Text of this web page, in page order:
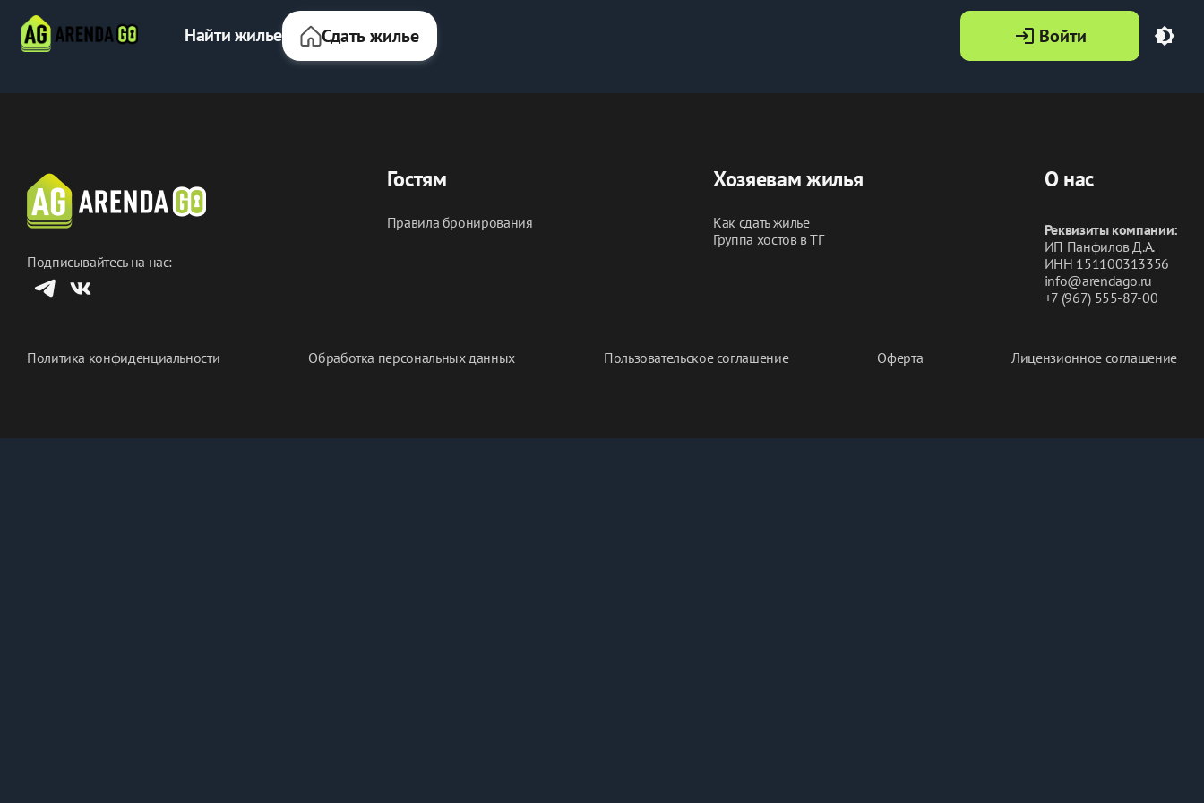
Найти жилье Сдать жилье login Войти brightness_4
Подписывайтесь на нас:
Гостям
Правила бронирования
Хозяевам жилья
Как сдать жилье
Группа хостов в ТГ
О нас
Реквизиты компании:
ИП Панфилов Д.А.
ИНН 151100313356
info@arendago.ru
+7 (967) 555-87-00
Политика конфиденциальности Обработка персональных данных Пользовательское соглашение Оферта Лицензионное соглашение